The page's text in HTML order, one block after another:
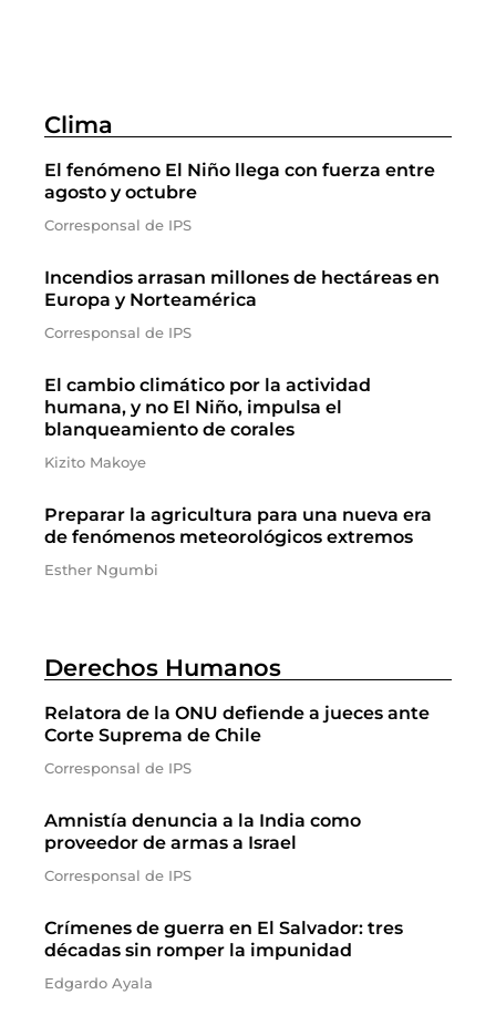
Clima
El fenómeno El Niño llega con fuerza entre
agosto y octubre
Corresponsal de IPS
Incendios arrasan millones de hectáreas en
Europa y Norteamérica
Corresponsal de IPS
El cambio climático por la actividad
humana, y no El Niño, impulsa el
blanqueamiento de corales
Kizito Makoye
Preparar la agricultura para una nueva era
de fenómenos meteorológicos extremos
Esther Ngumbi
Derechos Humanos
Relatora de la ONU defiende a jueces ante
Corte Suprema de Chile
Corresponsal de IPS
Amnistía denuncia a la India como
proveedor de armas a Israel
Corresponsal de IPS
Crímenes de guerra en El Salvador: tres
décadas sin romper la impunidad
Edgardo Ayala